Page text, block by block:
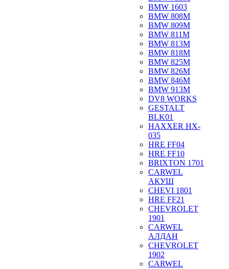
BMW 1603
BMW 808M
BMW 809M
BMW 811M
BMW 813M
BMW 818M
BMW 825M
BMW 826M
BMW 846M
BMW 913M
DV8 WORKS
GESTALT
BLK01
HAXXER HX-
035
HRE FF04
HRE FF10
BRIXTON 1701
CARWEL
АКУШ
CHEVI 1801
HRE FF21
CHEVROLET
1901
CARWEL
АЛДАН
CHEVROLET
1902
CARWEL